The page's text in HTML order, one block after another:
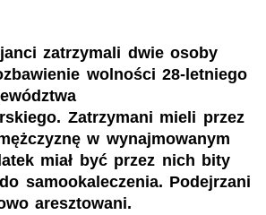
zatrzymali dwie osoby
wolności 28-letniego
Zatrzymani mieli przez
w wynajmowanym
miał być przez nich bity
samookaleczenia. Podejrzani
aresztowani.